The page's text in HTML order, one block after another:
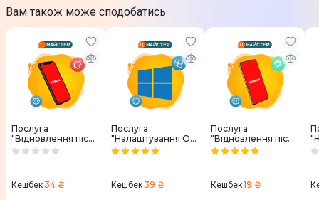
Вам також може сподобатись
Послуга
"Відновлення після
системного збою
Кешбек34 ₴
Послуга
"Налаштування ОС
Windows"
Кешбек39 ₴
Послуга
"Відновлення після
системного збою
Android"
Кешбек19 ₴